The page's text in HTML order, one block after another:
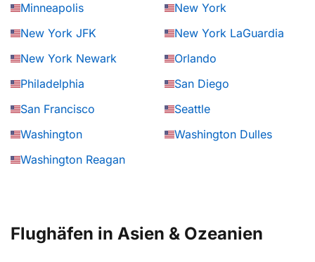
Minneapolis
New York
New York JFK
New York LaGuardia
New York Newark
Orlando
Philadelphia
San Diego
San Francisco
Seattle
Washington
Washington Dulles
Washington Reagan
Flughäfen in Asien & Ozeanien